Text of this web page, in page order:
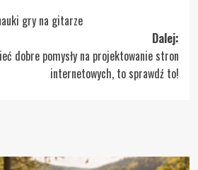
gry na gitarze
Dalej:
dobre pomysły na projektowanie stron
internetowych, to sprawdź to!